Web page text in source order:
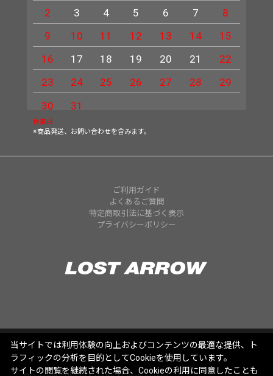
2
3 4 5 6 7
8
9
10 11 12 13 14
15
16
17 18 19 20 21
22
23
24 25 26 27 28
29
30
31
休業日
※商品発送、お問い合わせを含みます。
ご利用ガイド
よくあるご質問
特定商取引法に基づく表示
プライバシーポリシー
当サイトでは利用体験の向上およびコンテンツの最適な提供、ト
ラフィックの分析を目的としてCookieを使用しています。
サイトの閲覧を継続された場合、Cookieの利用に同意したことも